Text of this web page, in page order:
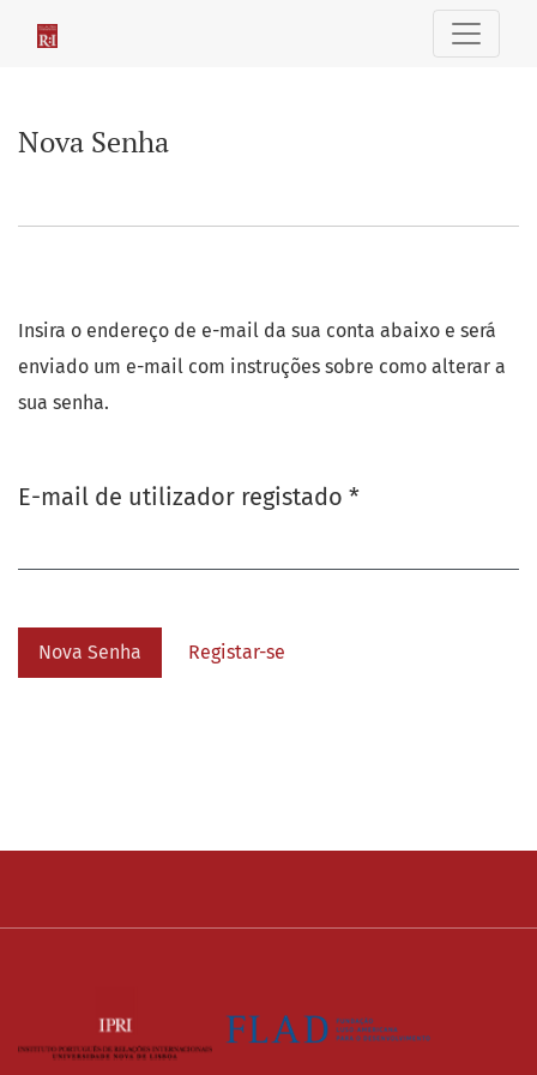
Nova Senha
Insira o endereço de e-mail da sua conta abaixo e será
enviado um e-mail com instruções sobre como alterar a
sua senha.
E-mail de utilizador registado *Obrigatório
Nova Senha Registar-se